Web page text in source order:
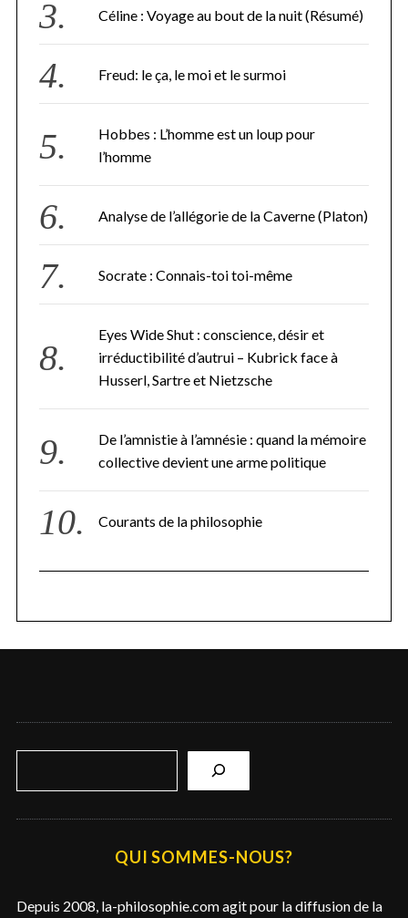
Céline : Voyage au bout de la nuit (Résumé)
Freud: le ça, le moi et le surmoi
Hobbes : L’homme est un loup pour
l’homme
Analyse de l’allégorie de la Caverne (Platon)
Socrate : Connais-toi toi-même
Eyes Wide Shut : conscience, désir et
irréductibilité d’autrui – Kubrick face à
Husserl, Sartre et Nietzsche
De l’amnistie à l’amnésie : quand la mémoire
collective devient une arme politique
Courants de la philosophie
QUI SOMMES-NOUS?
Depuis 2008, la-philosophie.com agit pour la diffusion de la